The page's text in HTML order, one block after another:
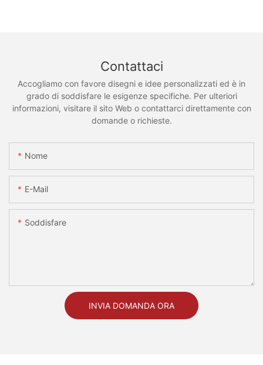
Contattaci
Accogliamo con favore disegni e idee personalizzati ed è in
grado di soddisfare le esigenze specifiche. Per ulteriori
informazioni, visitare il sito Web o contattarci direttamente con
domande o richieste.
Nome
E-Mail
Soddisfare
INVIA DOMANDA ORA